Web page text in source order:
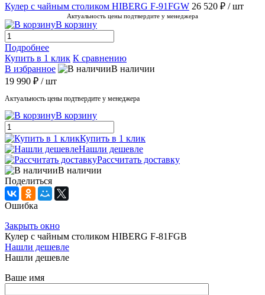
Кулер с чайным столиком HIBERG F-91FGW 26 520 ₽ / шт
Актуальность цены подтвердите у менеджера
В корзину
Подробнее
Купить в 1 клик К сравнению
В избранное
В наличии
19 990 ₽ / шт
Актуальность цены подтвердите у менеджера
В корзину
Купить в 1 клик
Нашли дешевле
Рассчитать доставку
В наличии
Поделиться
Ошибка
Закрыть окно
Кулер с чайным столиком HIBERG F-81FGB
Нашли дешевле
Нашли дешевле
Ваше имя